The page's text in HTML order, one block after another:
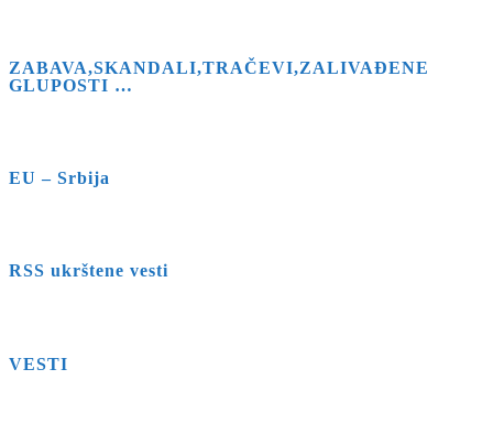
ZABAVA,SKANDALI,TRAČEVI,ZALIVAĐENE
GLUPOSTI …
EU – Srbija
RSS ukrštene vesti
VESTI